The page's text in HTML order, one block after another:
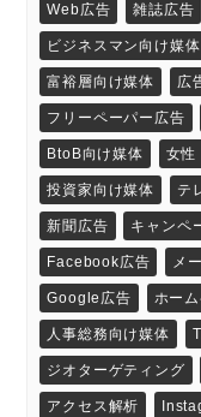
Web広告 雑誌広告
ビジネスマン向け媒体
富裕層向け媒体 広
フリーペーパー広告
BtoB向け媒体 女性
投資家向け媒体 テ
新聞広告 キャンペ
Facebook広告 メ
Google広告 ホー
人事総務向け媒体
ジオターゲティング
アクセス解析